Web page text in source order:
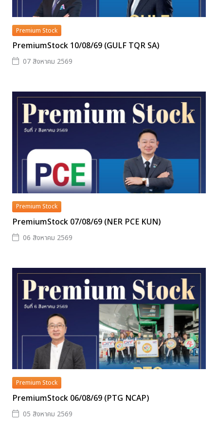
Premium Stock
PremiumStock 10/08/69 (GULF TQR SA)
07 สิงหาคม 2569
Premium Stock
PremiumStock 07/08/69 (NER PCE KUN)
06 สิงหาคม 2569
Premium Stock
PremiumStock 06/08/69 (PTG NCAP)
05 สิงหาคม 2569